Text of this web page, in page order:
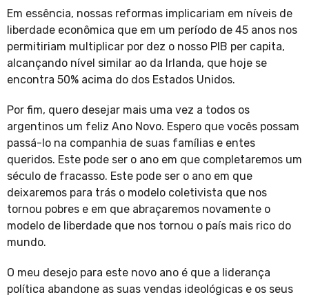
Em essência, nossas reformas implicariam em níveis de
liberdade econômica que em um período de 45 anos nos
permitiriam multiplicar por dez o nosso PIB per capita,
alcançando nível similar ao da Irlanda, que hoje se
encontra 50% acima do dos Estados Unidos.
Por fim, quero desejar mais uma vez a todos os
argentinos um feliz Ano Novo. Espero que vocês possam
passá-lo na companhia de suas famílias e entes
queridos. Este pode ser o ano em que completaremos um
século de fracasso. Este pode ser o ano em que
deixaremos para trás o modelo coletivista que nos
tornou pobres e em que abraçaremos novamente o
modelo de liberdade que nos tornou o país mais rico do
mundo.
O meu desejo para este novo ano é que a liderança
política abandone as suas vendas ideológicas e os seus